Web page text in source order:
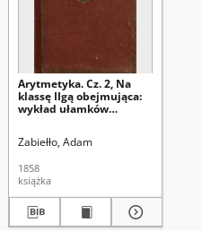
Arytmetyka. Cz. 2, Na
klassę IIgą obejmująca:
wykład ułamków
liczbami wielorakiemi,
ułamków, i 772
zagadnienia
zastosowane do teoryi w
niéj wyłożonéj
Zabiełło, Adam
1858
książka